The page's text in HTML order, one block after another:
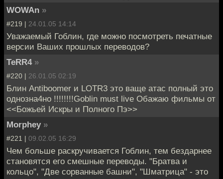
WOWAn »
#219 | 24.01.05 14:14
Уважаемый Гоблин, где можно посмотреть печатные
версии Ваших прошлых переводов?
TeRR4 »
#220 | 26.01.05 02:19
Блин Antiboomer и LOTR3 это ваще атас полный это
однозна4но !!!!!!!!Goblin must live Обажаю фильмы от
<<Божьей Искры и Полного Пэ>>
Morphey »
#221 | 09.02.05 16:29
Чем больше раскручивается Гоблин, тем бездарнее
становятся его смешные переводы. "Братва и
кольцо", "Две сорванные башни", "Шматрица" - это